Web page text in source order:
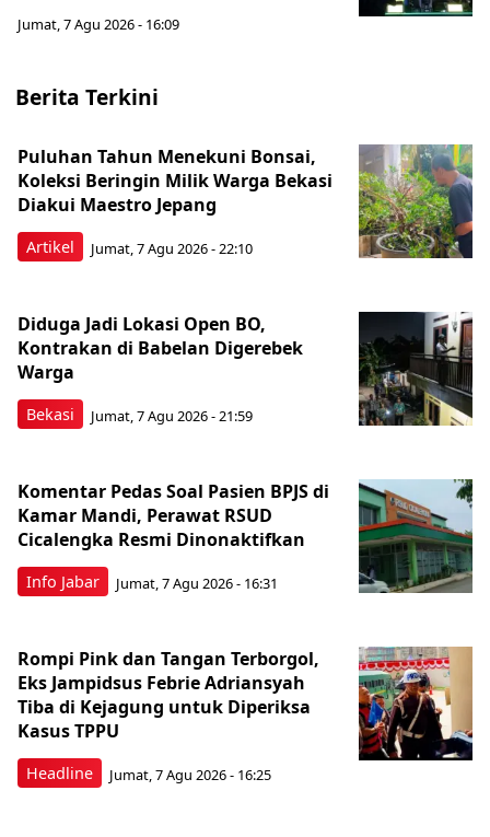
Jumat, 7 Agu 2026 - 16:09
Berita Terkini
Artikel
Puluhan Tahun Menekuni Bonsai,
Koleksi Beringin Milik Warga Bekasi
Diakui Maestro Jepang
Jumat, 7 Agu 2026 - 22:10
Bekasi
Diduga Jadi Lokasi Open BO,
Kontrakan di Babelan Digerebek
Warga
Jumat, 7 Agu 2026 - 21:59
Info Jabar
Komentar Pedas Soal Pasien BPJS di
Kamar Mandi, Perawat RSUD
Cicalengka Resmi Dinonaktifkan
Jumat, 7 Agu 2026 - 16:31
Headline
Rompi Pink dan Tangan Terborgol,
Eks Jampidsus Febrie Adriansyah
Tiba di Kejagung untuk Diperiksa
Kasus TPPU
Jumat, 7 Agu 2026 - 16:25